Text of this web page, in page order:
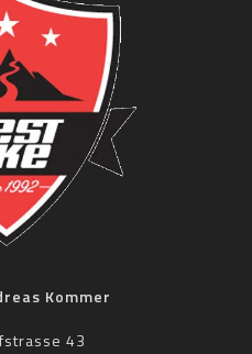
Kommer
43